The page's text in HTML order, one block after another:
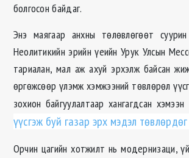
болгосон байдаг.
Энэ маягаар анхны төлөвлөгөөт
Неолитикийн эрийн үеийн Урук Улсын
тариалан, мал аж ахуй эрхэлж байсан
өргөжсөөр үлэмж хэмжээний төвлөрөл
зохион байгуулалтаар хангагдсан
үүсгэж буй газар эрх мэдэл
Орчин цагийн хотжилт нь модернизаци,